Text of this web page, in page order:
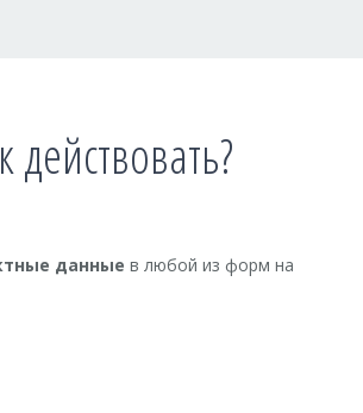
действовать?
данные в любой из форм на